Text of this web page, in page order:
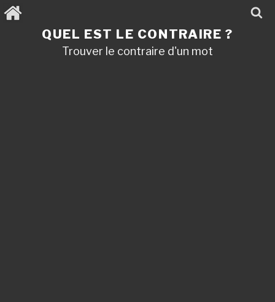
Aller
au
QUEL EST LE CONTRAIRE ?
Trouver le contraire d'un mot